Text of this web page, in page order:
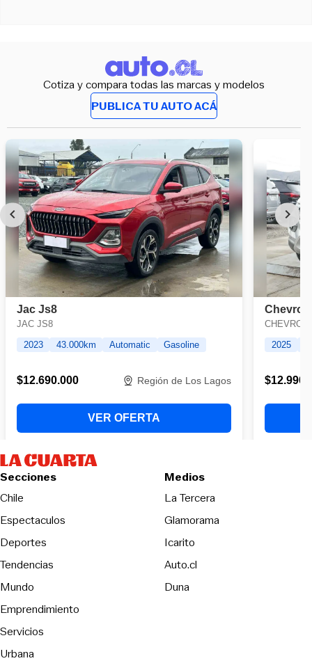
Cotiza y compara todas las marcas y modelos
PUBLICA TU AUTO ACÁ
Secciones
Chile
Espectaculos
Deportes
Tendencias
Mundo
Emprendimiento
Servicios
Urbana
Medios
La TerceraOpens in new
Glamorama
Icarito
Auto.cl
DunaOpens in new window